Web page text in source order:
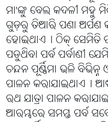
ମା'ଙ୍କୁ ବେଲ କଦଳୀ ମହୁ
ଗୁଡ଼ରୁ ତିଆରି ପଣା ଅର୍ପଣ
ହୋଇଥାଏ୤ ଠିକ୍ ସେମିତି
ପଡୁଥିବା ପର୍ବ ପର୍ବାଣୀ
ଚନ୍ଦନ ପୂର୍ଣ୍ଣିମା ଭଳି
ପାଳନ କରାଯାଇଥାଏ୤
ରଥ ଯାତ୍ରା ପାଳନ
ଆରମ୍ଭରେ ସମସ୍ତ ପର୍ବ